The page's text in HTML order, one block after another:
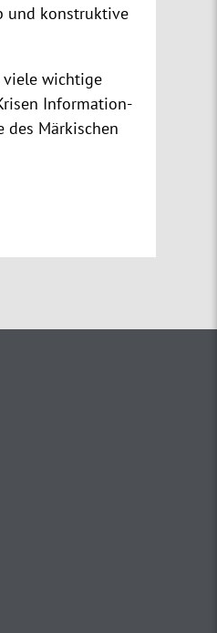
und konstruktive
viele wichtige
Information-
des Märkischen